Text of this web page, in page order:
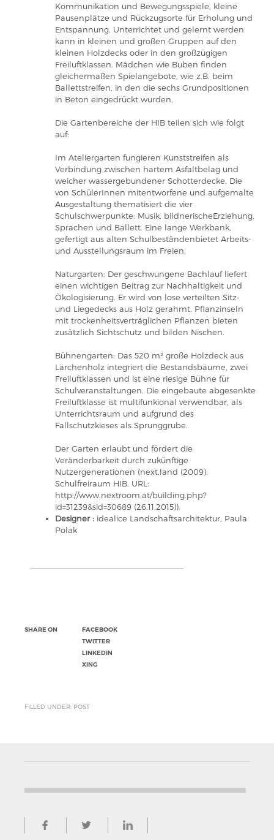
Kommunikation und Bewegungsspiele, kleine
Pausenplätze und Rückzugsorte für Erholung und
Entspannung. Unterrichtet und gelernt werden
kann in kleinen und großen Gruppen auf den
kleinen Holzdecks oder in den großzügigen
Freiluftklassen. Mädchen wie Buben finden
gleichermaßen Spielangebote, wie z.B. beim
Ballettstreifen, in den die sechs Grundpositionen
in Beton eingedrückt wurden.
Die Gartenbereiche der HIB teilen sich wie folgt
auf:
Im Ateliergarten fungieren Kunststreifen als
Verbindung zwischen hartem Asfaltbelag und
weicher wassergebundener Schotterdecke. Die
von SchülerInnen mitentworfene und aufgemalte
Ausgestaltung thematisiert die vier
Schulschwerpunkte: Musik, bildnerischeErziehung,
Sprachen und Ballett. Eine lange Werkbank,
gefertigt aus alten Schulbeständenbietet Arbeits-
und Ausstellungsraum im Freien.
Naturgarten: Der geschwungene Bachlauf liefert
einen wichtigen Beitrag zur Nachhaltigkeit und
Ökologisierung. Er wird von lose verteilten Sitz-
und Liegedecks aus Holz gerahmt. Pflanzinseln
mit trockenheitsverträglichen Pflanzen bieten
zusätzlich Sichtschutz und bilden Nischen.
Bühnengarten: Das 520 m² große Holzdeck aus
Lärchenholz integriert die Bestandsbäume, zwei
Freiluftklassen und ist eine riesige Bühne für
Schulveranstaltungen. Die eingebaute abgesenkte
Freiluftklasse ist multifunkional verwendbar, als
Unterrichtsraum und aufgrund des
Fallschutzkieses als Sprunggrube.
Der Garten erlaubt und fördert die
Veränderbarkeit durch zukünftige
Nutzergenerationen (next.land (2009):
Schulfreiraum HIB. URL:
http://www.nextroom.at/building.php?
id=31239&sid=30689 (26.11.2015)).
Designer : idealice Landschaftsarchitektur, Paula
Polak
SHARE ON
FACEBOOK
TWITTER
LINKEDIN
XING
FILLED UNDER: POST